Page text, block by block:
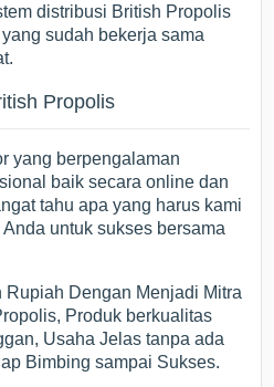
distribusi British Propolis
sudah bekerja sama
Propolis
yang berpengalaman
baik secara online dan
tahu apa yang harus kami
untuk sukses bersama
Dengan Menjadi Mitra
Produk berkualitas
Usaha Jelas tanpa ada
Bimbing sampai Sukses.